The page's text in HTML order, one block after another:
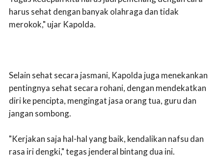
harus sehat dengan banyak olahraga dan tidak
merokok," ujar Kapolda.
Selain sehat secara jasmani, Kapolda juga menekankan
pentingnya sehat secara rohani, dengan mendekatkan
diri ke pencipta, mengingat jasa orang tua, guru dan
jangan sombong.
"Kerjakan saja hal-hal yang baik, kendalikan nafsu dan
rasa iri dengki," tegas jenderal bintang dua ini.